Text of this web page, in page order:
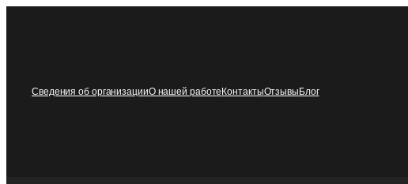
Сведения об организацииО нашей работе КонтактыОтзывы Блог